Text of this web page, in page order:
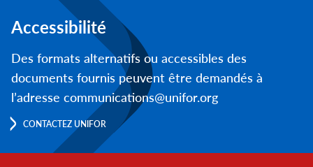
Accessibilité
Des formats alternatifs ou accessibles des
documents fournis peuvent être demandés à
l’adresse communications@unifor.org
CONTACTEZ UNIFOR